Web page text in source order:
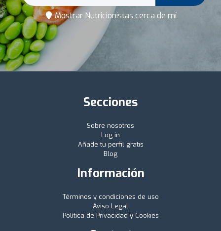
Mostrar Nutricionistas cerca de mí
Secciones
Sobre nosotros
Log in
Añade tu perfil gratis
Blog
Información
Términos y condiciones de uso
Aviso Legal
Política de Privacidad y Cookies